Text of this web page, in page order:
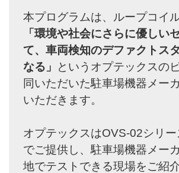
本プログラムは、ループコイ
「環境や社会にさらに優しい
て、車両検知のデファクトス
なる」
というオプテックスの
同いただいた駐車場機器メー
いただきます。
オプテックスはOVS-02シリ
でご提供し、駐車場機器メー
地でテストできる現場をご紹